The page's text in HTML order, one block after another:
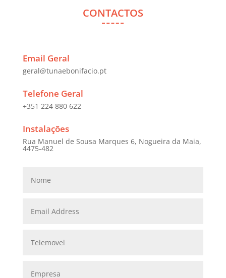
CONTACTOS
Email Geral
geral@tunaebonifacio.pt
Telefone Geral
+351 224 880 622
Instalações
Rua Manuel de Sousa Marques 6, Nogueira da Maia,
4475-482